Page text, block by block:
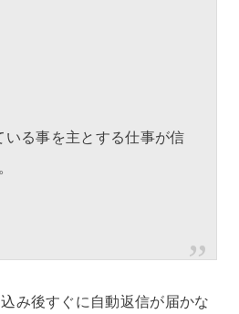
いる事を主とする仕事が信
み後すぐに自動返信が届かな